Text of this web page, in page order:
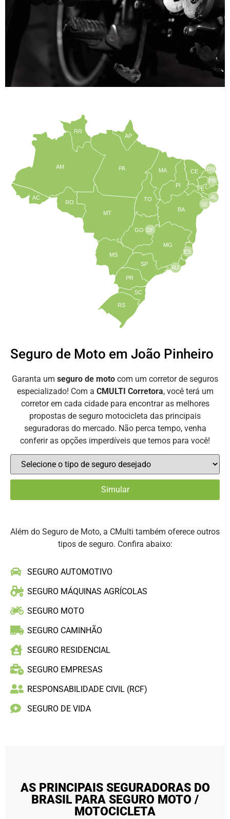
TO
BA
SE
PE
AL
RN
CE
PI
MA
AP
PA
RR
AM
AC
RO
MT
MS
GO
PR
SC
RS
SP
MG
RJ
ES
DF
PB
Seguro de Moto em João Pinheiro
Garanta um seguro de moto com um corretor de seguros
especializado! Com a CMULTI Corretora, você terá um
corretor em cada cidade para encontrar as melhores
propostas de seguro motocicleta das principais
seguradoras do mercado. Não perca tempo, venha
conferir as opções imperdíveis que temos para você!
Além do Seguro de Moto, a CMulti também oferece outros
tipos de seguro. Confira abaixo:
SEGURO AUTOMOTIVO
SEGURO MÁQUINAS AGRÍCOLAS
SEGURO MOTO
SEGURO CAMINHÃO
SEGURO RESIDENCIAL
SEGURO EMPRESAS
RESPONSABILIDADE CIVIL (RCF)
SEGURO DE VIDA
AS PRINCIPAIS SEGURADORAS DO
BRASIL PARA SEGURO MOTO /
MOTOCICLETA